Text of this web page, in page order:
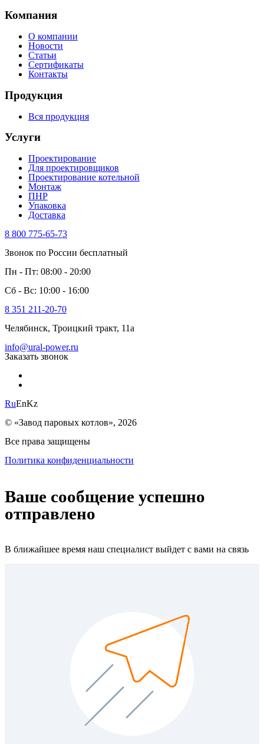
Компания
О компании
Новости
Статьи
Сертификаты
Контакты
Продукция
Вся продукция
Услуги
Проектирование
Для проектировщиков
Проектирование котельной
Монтаж
ПНР
Упаковка
Доставка
8 800 775-65-73
Звонок по России бесплатный
Пн - Пт: 08:00 - 20:00
Сб - Вс: 10:00 - 16:00
8 351 211-20-70
Челябинск, Троицкий тракт, 11а
info@ural-power.ru
Заказать звонок
RuEnKz
© «Завод паровых котлов», 2026
Все права защищены
Политика конфиденциальности
Ваше сообщение успешно
отправлено
В ближайшее время наш специалист выйдет с вами на связь